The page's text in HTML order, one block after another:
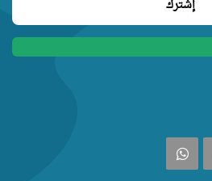
‫TikTokواتساب